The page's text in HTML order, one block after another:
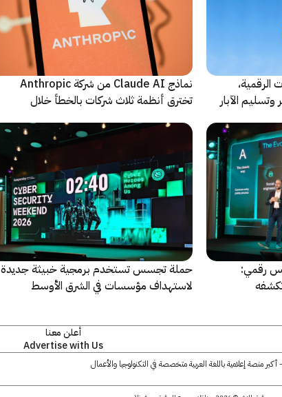
الرقمية،
الآبار
نماذج Claude AI من شركة Anthropic
تخترق أنظمة ثلاث شركات بالخطأ خلال
رقمي:
تكشفه
حملة تجسس تستخدم برمجية خبيثة جديدة
لاستهداف مؤسسات في الشرق الأوسط
أعلن معنا
Advertise with Us
منصة إعلامية باللغة العربية متخصصة في التكنولوجيا والأعمال